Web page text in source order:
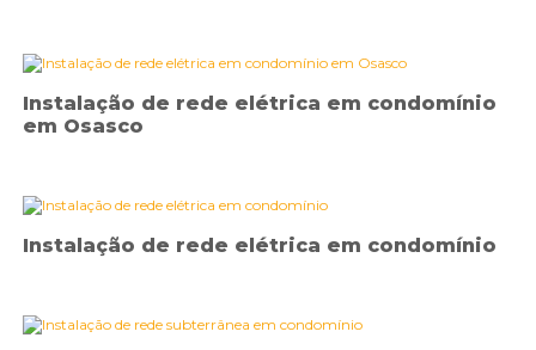
Instalação de rede elétrica em condomínio
em Osasco
Instalação de rede elétrica em condomínio